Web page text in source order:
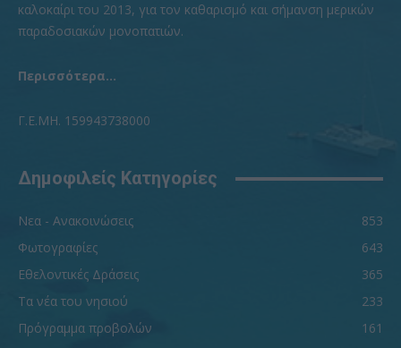
καλοκαίρι του 2013, για τον καθαρισμό και σήμανση μερικών
παραδοσιακών μονοπατιών.
Περισσότερα...
Γ.Ε.ΜΗ. 159943738000
Δημοφιλείς Κατηγορίες
Νεα - Ανακοινώσεις
853
Φωτογραφίες
643
Εθελοντικές Δράσεις
365
Τα νέα του νησιού
233
Πρόγραμμα προβολών
161